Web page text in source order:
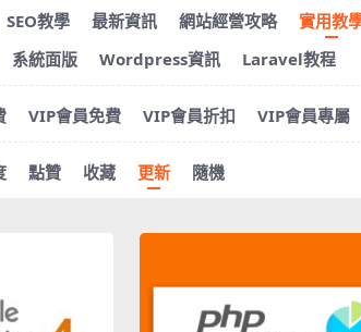
SEO教學 最新資訊 網站經營攻略 實用教
系統面版 Wordpress資訊 Laravel教程
VIP會員免費 VIP會員折扣 VIP會員專屬
點贊 收藏 更新 隨機